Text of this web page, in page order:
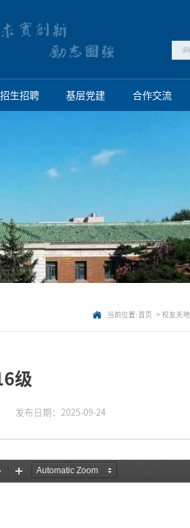
招生招聘 基层党建 合作交流
当前位置: 首页 校友天地
级
发布日期：2025-09-24